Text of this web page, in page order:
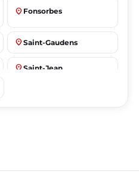
place Fonsorbes
place Saint-Gaudens
place Saint-Jean